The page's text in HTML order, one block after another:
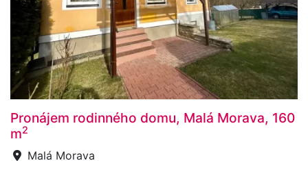
Pronájem rodinného domu, Malá Morava, 160
m2
Malá Morava